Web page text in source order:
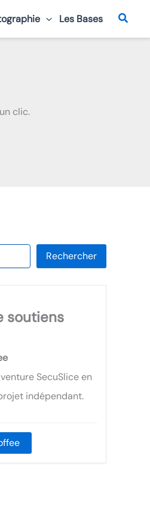
Les Bases
clic.
Rechercher
soutiens
SecuSlice en
indépendant.